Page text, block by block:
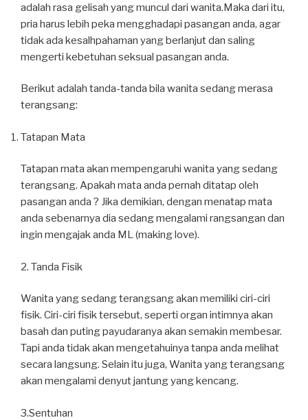
adalah rasa gelisah yang muncul dari wanita.Maka dari itu,
pria harus lebih peka mengghadapi pasangan anda, agar
tidak ada kesalhpahaman yang berlanjut dan saling
mengerti kebetuhan seksual pasangan anda.
Berikut adalah tanda-tanda bila wanita sedang merasa
terangsang:
Tatapan Mata
Tatapan mata akan mempengaruhi wanita yang sedang
terangsang. Apakah mata anda pernah ditatap oleh
pasangan anda ? Jika demikian, dengan menatap mata
anda sebenarnya dia sedang mengalami rangsangan dan
ingin mengajak anda ML (making love).
2. Tanda Fisik
Wanita yang sedang terangsang akan memiliki ciri-ciri
fisik. Ciri-ciri fisik tersebut, seperti organ intimnya akan
basah dan puting payudaranya akan semakin membesar.
Tapi anda tidak akan mengetahuinya tanpa anda melihat
secara langsung. Selain itu juga, Wanita yang terangsang
akan mengalami denyut jantung yang kencang.
3.Sentuhan